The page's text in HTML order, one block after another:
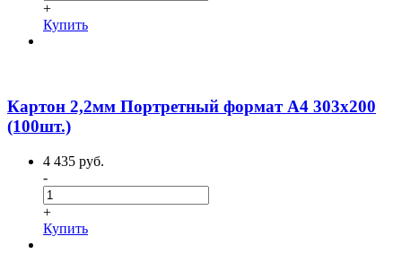
+
Купить
Картон 2,2мм Портретный формат А4 303х200
(100шт.)
4 435 руб.
-
+
Купить